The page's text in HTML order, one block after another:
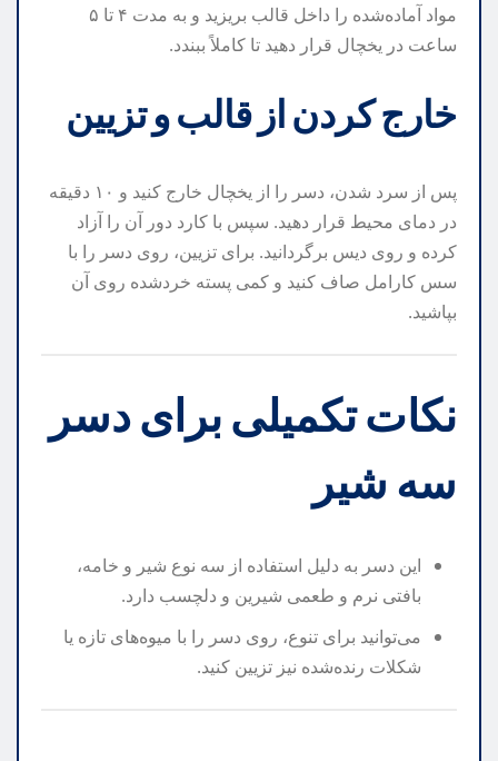
مواد آماده‌شده را داخل قالب بریزید و به مدت ۴ تا ۵
ساعت در یخچال قرار دهید تا کاملاً ببندد.
خارج کردن از قالب و تزیین
پس از سرد شدن، دسر را از یخچال خارج کنید و ۱۰ دقیقه
در دمای محیط قرار دهید. سپس با کارد دور آن را آزاد
کرده و روی دیس برگردانید. برای تزیین، روی دسر را با
سس کارامل صاف کنید و کمی پسته خردشده روی آن
بپاشید.
نکات تکمیلی برای دسر
سه شیر
این دسر به دلیل استفاده از سه نوع شیر و خامه،
بافتی نرم و طعمی شیرین و دلچسب دارد.
می‌توانید برای تنوع، روی دسر را با میوه‌های تازه یا
شکلات رنده‌شده نیز تزیین کنید.